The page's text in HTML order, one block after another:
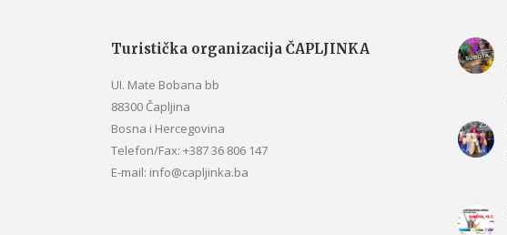
Turistička organizacija ČAPLJINKA
UI. Mate Bobana bb
88300 Čapljina
Bosna i Hercegovina
Telefon/Fax: +387 36 806 147
E-mail: info@capljinka.ba